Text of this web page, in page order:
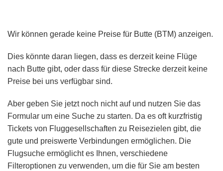
Wir können gerade keine Preise für Butte (BTM) anzeigen.
Dies könnte daran liegen, dass es derzeit keine Flüge
nach Butte gibt, oder dass für diese Strecke derzeit keine
Preise bei uns verfügbar sind.
Aber geben Sie jetzt noch nicht auf und nutzen Sie das
Formular um eine Suche zu starten. Da es oft kurzfristig
Tickets von Fluggesellschaften zu Reisezielen gibt, die
gute und preiswerte Verbindungen ermöglichen. Die
Flugsuche ermöglicht es Ihnen, verschiedene
Filteroptionen zu verwenden, um die für Sie am besten